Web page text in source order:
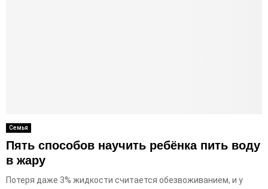
Семья
Пять способов научить ребёнка пить воду
в жару
Потеря даже 3% жидкости считается обезвоживанием, и у